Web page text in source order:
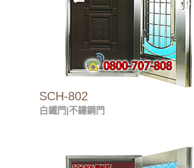
SCH-802
白鐵門|不鏽鋼門